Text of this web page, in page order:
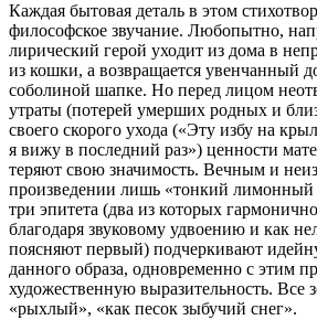
Каждая бытовая деталь в этом
философское звучание. Любопытно,
лирический герой уходит из дома в
из кошки, а возвращается увенчанный
соболиной шапке. Но перед лицом
утраты (потерей умерших родных и
своего скорого ухода («Эту избу на
я вижу в последний раз») ценности
теряют свою значимость. Вечным и
произведении лишь «тонкий
три эпитета (два из которых
благодаря звуковому удвоению и как
поясняют первый) подчеркивают
данного образа, одновременно с этим
художественную выразительность. Все
«рыхлый», «как песок зыбучий снег».